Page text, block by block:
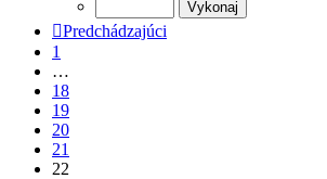
Predchádzajúci
1
…
18
19
20
21
22